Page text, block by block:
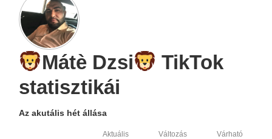
Mátè Dzsi
TikTok
statisztikái
Az akutális hét állása
Aktuális Változás
Várható